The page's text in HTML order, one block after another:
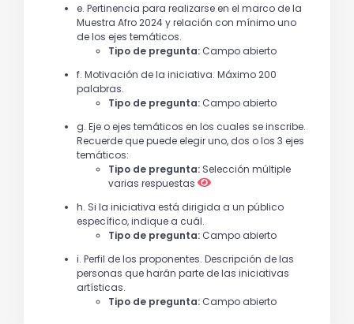
e. Pertinencia para realizarse en el marco de la
Muestra Afro 2024 y relación con mínimo uno
de los ejes temáticos.
Tipo de pregunta: Campo abierto
f. Motivación de la iniciativa. Máximo 200
palabras.
Tipo de pregunta: Campo abierto
g. Eje o ejes temáticos en los cuales se inscribe.
Recuerde que puede elegir uno, dos o los 3 ejes
temáticos:
Tipo de pregunta: Selección múltiple
varias respuestas
h. Si la iniciativa está dirigida a un público
específico, indique a cuál.
Tipo de pregunta: Campo abierto
i. Perfil de los proponentes. Descripción de las
personas que harán parte de las iniciativas
artísticas.
Tipo de pregunta: Campo abierto